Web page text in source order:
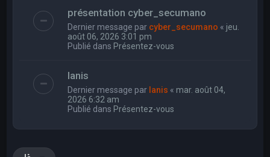
présentation cyber_secumano
Dernier message par cyber_secumano « jeu.
août 06, 2026 3:01 pm
Publié dans Présentez-vous
Ianis
Dernier message par Ianis « mar. août 04,
2026 6:32 am
Publié dans Présentez-vous